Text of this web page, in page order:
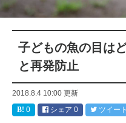
子どもの魚の目は
と再発防止
2018.8.4 10:00 更新
0
シェア 0 ツイート